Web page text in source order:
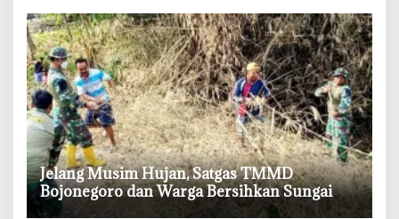
‎Jelang Musim Hujan, Satgas TMMD
Bojonegoro dan Warga Bersihkan Sungai